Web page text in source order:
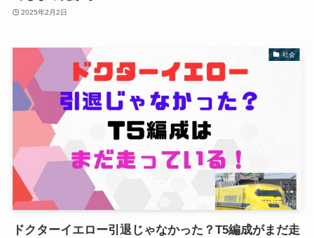
2025年2月2日
社会
ドクターイエロー引退じゃなかった？T5編成がまだ走